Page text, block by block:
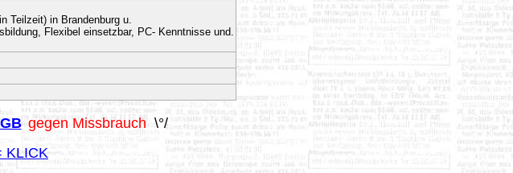
Teilzeit) in Brandenburg u.
Flexibel einsetzbar, PC- Kenntnisse und.
gegen Missbrauch \°/
KLICK